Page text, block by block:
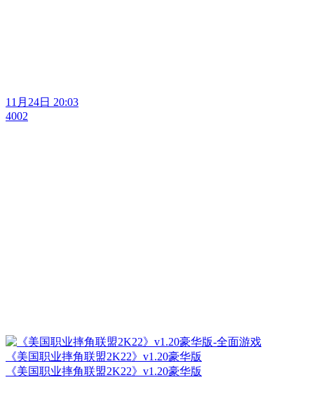
11月24日 20:03
4002
《美国职业摔角联盟2K22》v1.20豪华版
《美国职业摔角联盟2K22》v1.20豪华版